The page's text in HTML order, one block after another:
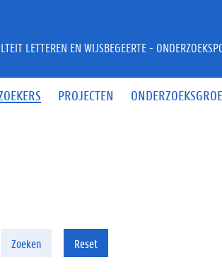
PROJECTEN
LETTEREN EN WIJSBEGEERTE -
Zoeken Reset